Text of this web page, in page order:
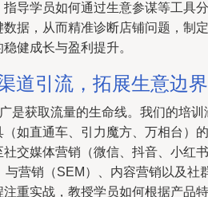
导学员如何通过生意参谋等工具分
据，从而精准诊断店铺问题，制定
健成长与盈利提升。
道引流，拓展生意边界
是获取流量的生命线。我们的培训
如直通车、引力魔方、万相台）的
交媒体营销（微信、抖音、小红书
营销（SEM）、内容营销以及社
重实战，教授学员如何根据产品特